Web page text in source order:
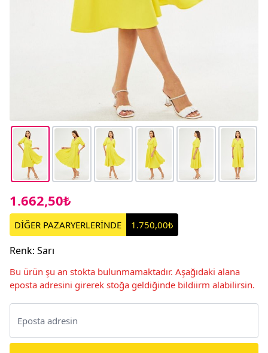
1.662,50₺
DİĞER PAZARYERLERİNDE 1.750,00₺
Renk: Sarı
Bu ürün şu an stokta bulunmamaktadır. Aşağıdaki alana
eposta adresini girerek stoğa geldiğinde bildiirm alabilirsin.